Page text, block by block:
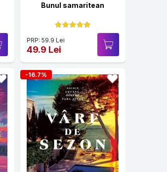
Bunul samaritean
PRP: 59.9 Lei
49.9 Lei
-16.7%